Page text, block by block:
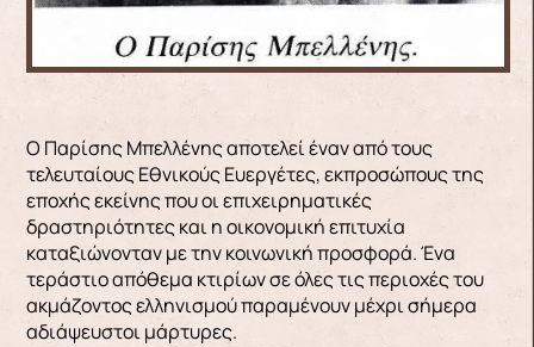
Ο Παρίσης Μπελλένης αποτελεί έναν από τους
τελευταίους Εθνικούς Ευεργέτες, εκπροσώπους της
εποχής εκείνης που οι επιχειρηματικές
δραστηριότητες και η οικονομική επιτυχία
καταξιώνονταν με την κοινωνική προσφορά. Ένα
τεράστιο απόθεμα κτιρίων σε όλες τις περιοχές του
ακμάζοντος ελληνισμού παραμένουν μέχρι σήμερα
αδιάψευστοι μάρτυρες.